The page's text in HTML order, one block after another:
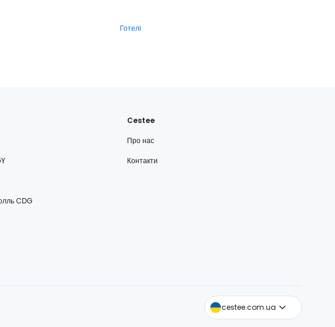
Готелі
CDG
Cestee
Про нас
Контакти
cestee.com.ua
cestee.com
cestee.sk